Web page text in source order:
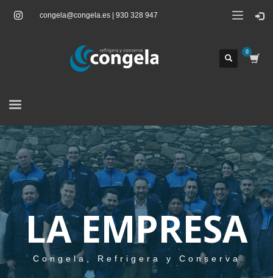
congela@congela.es | 930 328 947
LA EMPRESA
Congela, Refrigera y Conserva